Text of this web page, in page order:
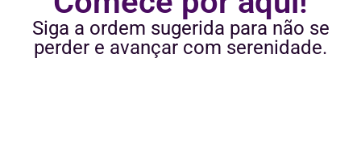
Siga a ordem sugerida para não se
perder e avançar com serenidade.